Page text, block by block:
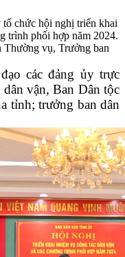
chức hội nghị triển khai
trình phối hợp năm 2024.
vụ, Trưởng ban
các đảng ủy trực
vận, Ban Dân tộc
tỉnh; trưởng ban dân